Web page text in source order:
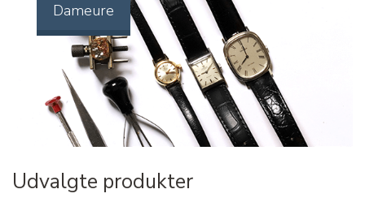
Dameure
Udvalgte produkter